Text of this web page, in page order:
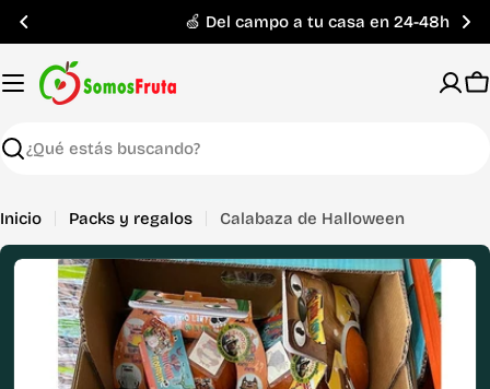
Saltar
contenido
🍏 Del campo a tu casa en 24-48h
Buscar
Inicio Packs y regalos Calabaza de Halloween